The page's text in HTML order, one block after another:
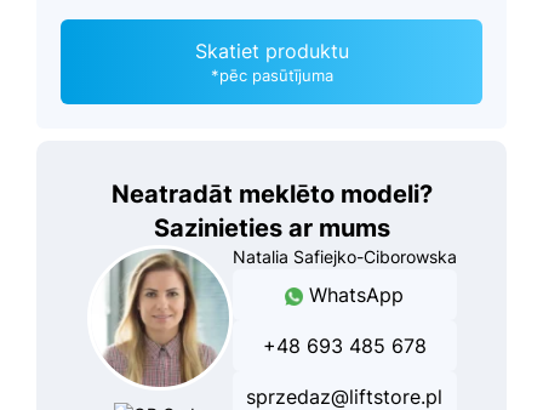
Skatiet produktu
*pēc pasūtījuma
Neatradāt meklēto modeli?
Sazinieties ar mums
Natalia Safiejko-Ciborowska
WhatsApp
+48 693 485 678
sprzedaz@liftstore.pl